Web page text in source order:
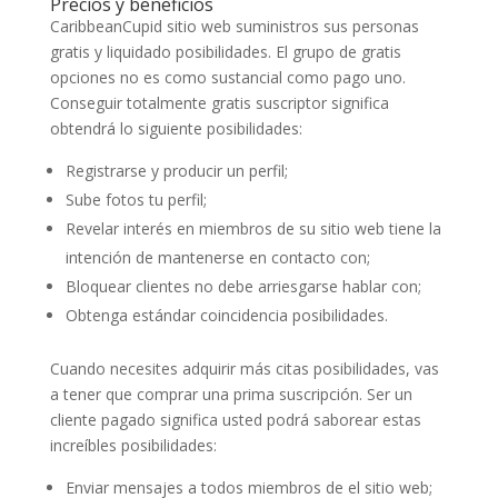
CaribbeanCupid sitio web suministros sus personas
gratis y liquidado posibilidades. El grupo de gratis
opciones no es como sustancial como pago uno.
Conseguir totalmente gratis suscriptor significa
obtendrá lo siguiente posibilidades:
Registrarse y producir un perfil;
Sube fotos tu perfil;
Revelar interés en miembros de su sitio web tiene la
intención de mantenerse en contacto con;
Bloquear clientes no debe arriesgarse hablar con;
Obtenga estándar coincidencia posibilidades.
Cuando necesites adquirir más citas posibilidades, vas
a tener que comprar una prima suscripción. Ser un
cliente pagado significa usted podrá saborear estas
increíbles posibilidades:
Enviar mensajes a todos miembros de el sitio web;